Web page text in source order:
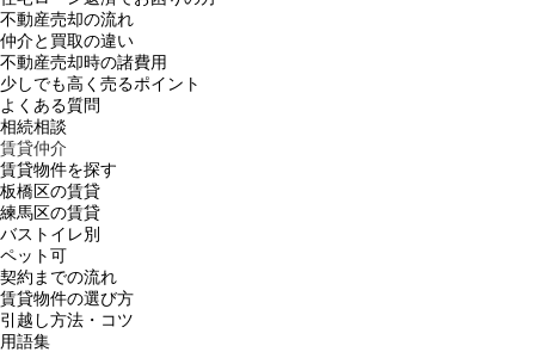
不動産売却の流れ
仲介と買取の違い
不動産売却時の諸費用
少しでも高く売るポイント
よくある質問
相続相談
賃貸仲介
賃貸物件を探す
板橋区の賃貸
練馬区の賃貸
バストイレ別
ペット可
契約までの流れ
賃貸物件の選び方
引越し方法・コツ
用語集